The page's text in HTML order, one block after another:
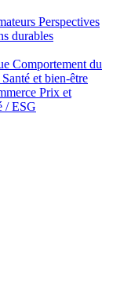
Perspectives
durables
Comportement du
Santé et bien‑être
Prix et
/ ESG